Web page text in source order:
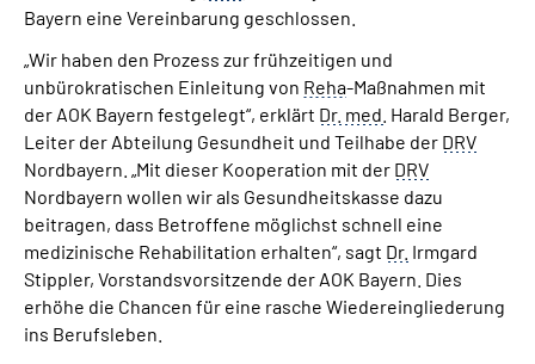
Bayern eine Vereinbarung geschlossen.
„Wir haben den Prozess zur frühzeitigen und
unbürokratischen Einleitung von Reha-Maßnahmen mit
der AOK Bayern festgelegt“, erklärt Dr. med. Harald Berger,
Leiter der Abteilung Gesundheit und Teilhabe der DRV
Nordbayern. „Mit dieser Kooperation mit der DRV
Nordbayern wollen wir als Gesundheitskasse dazu
beitragen, dass Betroffene möglichst schnell eine
medizinische Rehabilitation erhalten“, sagt Dr. Irmgard
Stippler, Vorstandsvorsitzende der AOK Bayern. Dies
erhöhe die Chancen für eine rasche Wiedereingliederung
ins Berufsleben.